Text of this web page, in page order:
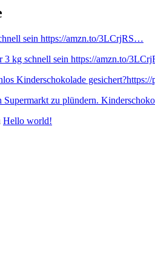
sein https://amzn.to/3LCrjRS…
3 kg schnell sein https://amzn.to/
Kinderschokolade
Supermarkt zu plündern.
Hello world!